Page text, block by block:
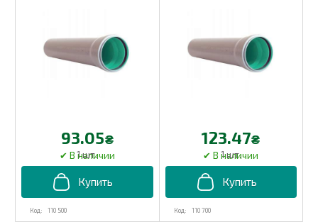
110 500
93.05₴
1 шт.
110 700
123.47₴
1 шт.